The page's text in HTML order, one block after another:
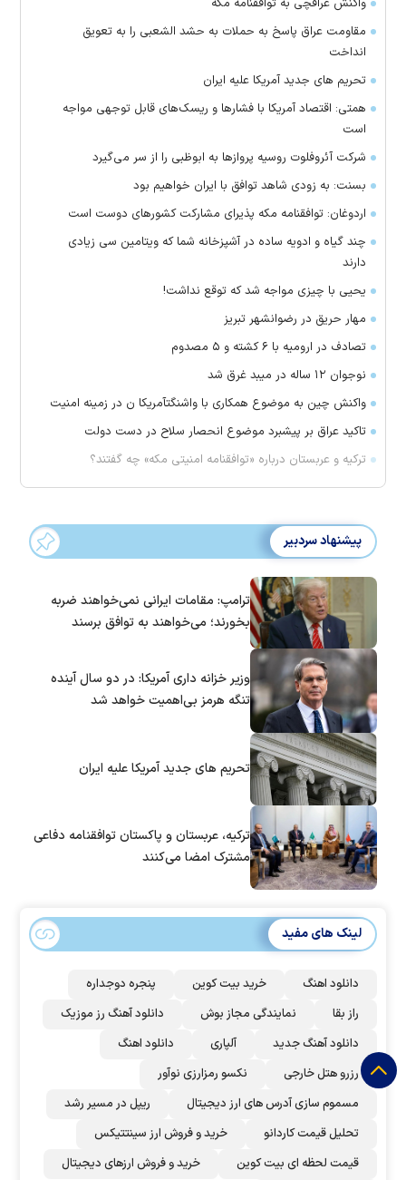
واکنش عراقچی به توافقنامه مکه
مقاومت عراق پاسخ به حملات به حشد الشعبی را به تعویق
انداخت
تحریم های جدید آمریکا علیه ایران
همتی: اقتصاد آمریکا با فشارها و ریسک‌های قابل توجهی مواجه
است
شرکت آئروفلوت روسیه پرواز‌ها به ابوظبی را از سر می‌گیرد
بسنت: به زودی شاهد توافق با ایران خواهیم بود
اردوغان: توافقنامه مکه پذیرای مشارکت کشور‌های دوست است
چند گیاه و ادویه ساده در آشپزخانه شما که ویتامین سی زیادی
دارند
یحیی با چیزی مواجه شد که توقع نداشت!
مهار حریق در رضوانشهر تبریز
تصادف در ارومیه با ۶ کشته و ۵ مصدوم
نوجوان ۱۲ ساله در میبد غرق شد
واکنش چین به موضوع همکاری با واشنگتآمریکا ن در زمینه امنیت
تاکید عراق بر پیشبرد موضوع انحصار سلاح در دست دولت
ترکیه و عربستان درباره «توافقنامه امنیتی مکه» چه گفتند؟
پیشنهاد سردبیر
ترامپ: مقامات ایرانی نمی‌خواهند ضربه
بخورند؛ می‌خواهند به توافق برسند
وزیر خزانه داری آمریکا: در دو سال آینده
تنگه هرمز بی‌اهمیت خواهد شد
تحریم های جدید آمریکا علیه ایران
ترکیه، عربستان و پاکستان توافقنامه دفاعی
مشترک امضا می‌کنند
لینک های مفید
دانلود اهنگ خرید بیت کوین
پنجره دوجداره
راز بقا
نمایندگی مجاز بوش
دانلود آهنگ رز‌ موزیک
دانلود آهنگ جدید
آلپاری
دانلود اهنگ
رزرو هتل خارجی
نکسو رمزارزی نوآور
مسموم سازی آدرس های ارز دیجیتال
ریپل در مسیر رشد
تحلیل قیمت کاردانو
خرید و فروش ارز سینتتیکس
قیمت لحظه ای بیت کوین
خرید و فروش ارزهای دیجیتال